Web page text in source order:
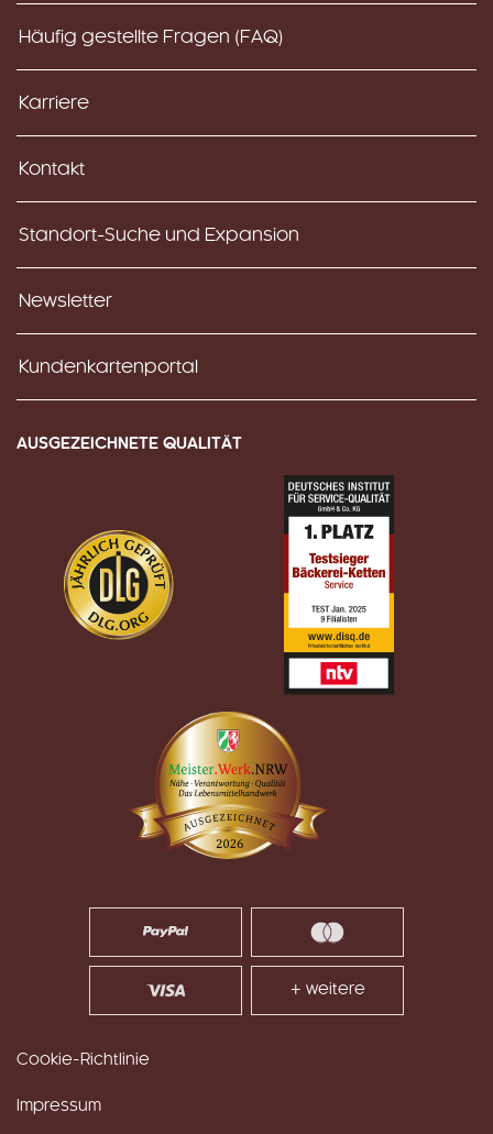
Häufig gestellte Fragen (FAQ)
Karriere
Kontakt
Standort-Suche und Expansion
Newsletter
Kundenkartenportal
AUSGEZEICHNETE QUALITÄT
+ weitere
Cookie-Richtlinie
Impressum